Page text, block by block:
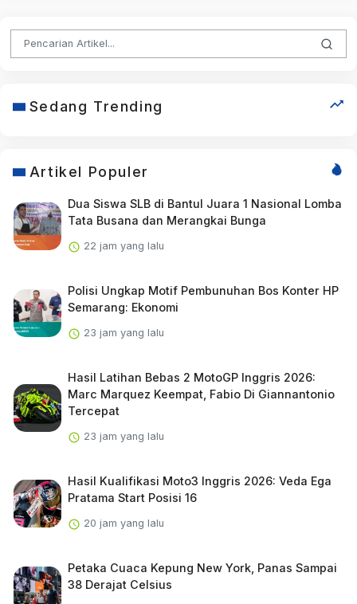
Sedang Trending
Artikel Populer
Dua Siswa SLB di Bantul Juara 1 Nasional Lomba
Tata Busana dan Merangkai Bunga
22 jam yang lalu
Polisi Ungkap Motif Pembunuhan Bos Konter HP
Semarang: Ekonomi
23 jam yang lalu
Hasil Latihan Bebas 2 MotoGP Inggris 2026:
Marc Marquez Keempat, Fabio Di Giannantonio
Tercepat
23 jam yang lalu
Hasil Kualifikasi Moto3 Inggris 2026: Veda Ega
Pratama Start Posisi 16
20 jam yang lalu
Petaka Cuaca Kepung New York, Panas Sampai
38 Derajat Celsius